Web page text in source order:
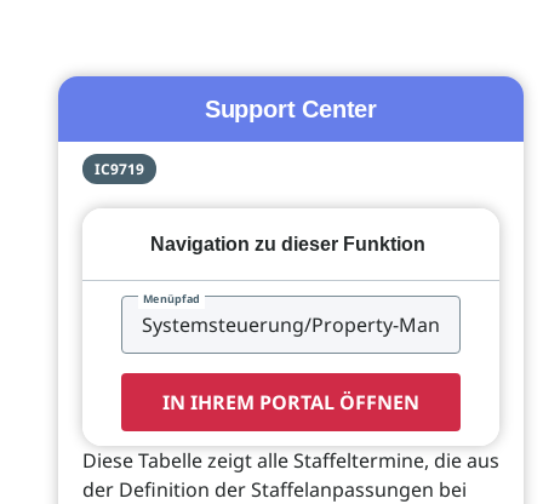
Support Center
IC9719
Navigation zu dieser Funktion
Menüpfad
IN IHREM PORTAL ÖFFNEN
Diese Tabelle zeigt alle Staffeltermine, die aus
der Definition der Staffelanpassungen bei